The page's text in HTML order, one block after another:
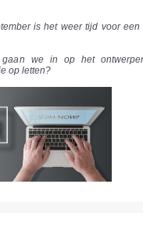
is het weer tijd voor een
we in op het
op letten?